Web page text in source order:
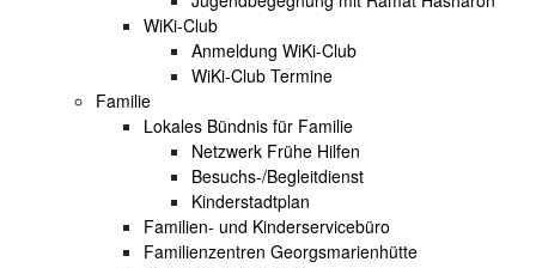
WiKi-Club
Anmeldung WiKi-Club
WiKi-Club Termine
Familie
Lokales Bündnis für Familie
Netzwerk Frühe Hilfen
Besuchs-/Begleitdienst
Kinderstadtplan
Familien- und Kinderservicebüro
Familienzentren Georgsmarienhütte